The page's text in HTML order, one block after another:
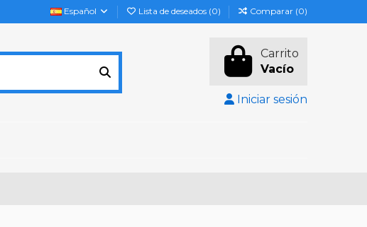
Español Lista de deseados (0) Comparar (0)
Carrito
Vacío
Iniciar sesión